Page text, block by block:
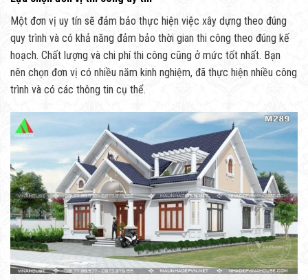
Một đơn vị uy tín sẽ đảm bảo thực hiện việc xây dựng theo đúng
quy trình và có khả năng đảm bảo thời gian thi công theo đúng kế
hoạch. Chất lượng và chi phí thi công cũng ở mức tốt nhất. Bạn
nên chọn đơn vị có nhiều năm kinh nghiệm, đã thực hiện nhiều công
trình và có các thông tin cụ thể.